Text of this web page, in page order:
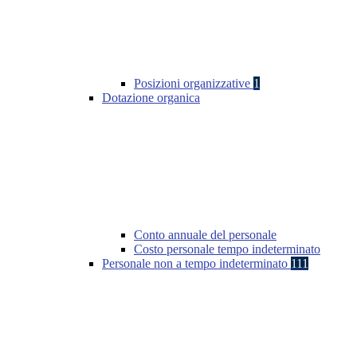
Posizioni organizzative 1
Dotazione organica
Conto annuale del personale
Costo personale tempo indeterminato
Personale non a tempo indeterminato 111